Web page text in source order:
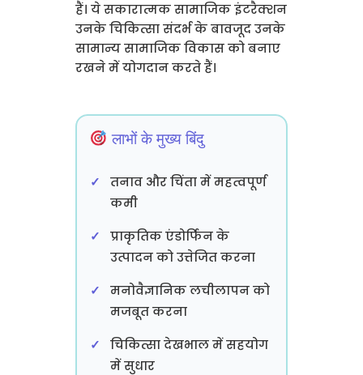
हैं। ये सकारात्मक सामाजिक इंटरैक्शन
उनके चिकित्सा संदर्भ के बावजूद उनके
सामान्य सामाजिक विकास को बनाए
रखने में योगदान करते हैं।
लाभों के मुख्य बिंदु
तनाव और चिंता में महत्वपूर्ण
कमी
प्राकृतिक एंडोर्फिन के
उत्पादन को उत्तेजित करना
मनोवैज्ञानिक लचीलापन को
मजबूत करना
चिकित्सा देखभाल में सहयोग
में सुधार